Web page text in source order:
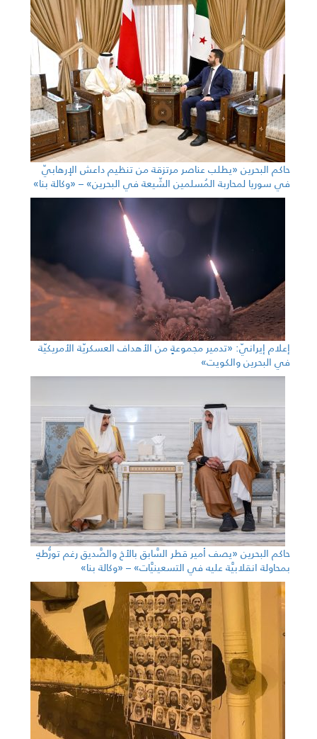
حاكم البحرين «يطلب عناصر مرتزقة من تنظيم داعش الإرهابيّ
في سوريا لمحاربة المُسلمين الشّيعة في البحرين» – «وكالة بنا»
إعلام إيرانيّ: «تدمير مجموعةٍ من الأهداف العسكريّة الأمريكيّة
في البحرين والكويت»
حاكم البحرين «يصف أمير قطر السَّابق بالأخ والصَّديق رغم تورُّطهِ
بمحاولة انقلابيَّة عليه في التسعينيَّات» – «وكالة بنا»